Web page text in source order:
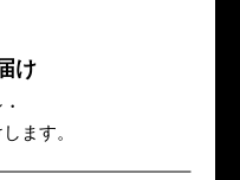
け
ます。